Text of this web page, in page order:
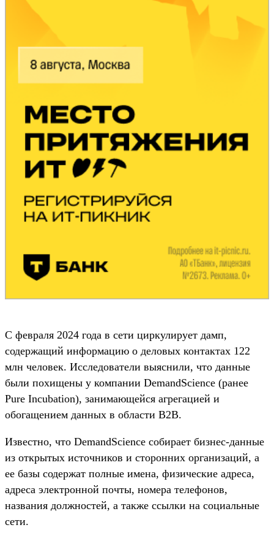
С февраля 2024 года в сети циркулирует дамп,
содержащий информацию о деловых контактах 122
млн человек. Исследователи выяснили, что данные
были похищены у компании DemandScience (ранее
Pure Incubation), занимающейся агрегацией и
обогащением данных в области B2B.
Известно, что DemandScience собирает бизнес-данные
из открытых источников и сторонних организаций, а
ее базы содержат полные имена, физические адреса,
адреса электронной почты, номера телефонов,
названия должностей, а также ссылки на социальные
сети.